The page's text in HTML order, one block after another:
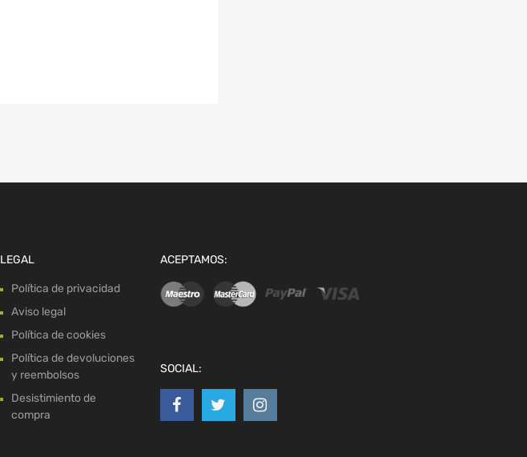
LEGAL
Política de privacidad
Aviso legal
Política de cookies
Política de devoluciones
y reembolsos
Desistimiento de
compra
ACEPTAMOS:
SOCIAL: